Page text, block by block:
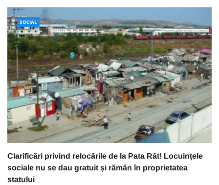
SOCIAL
Clarificări privind relocările de la Pata Rât! Locuințele
sociale nu se dau gratuit și rămân în proprietatea
statului